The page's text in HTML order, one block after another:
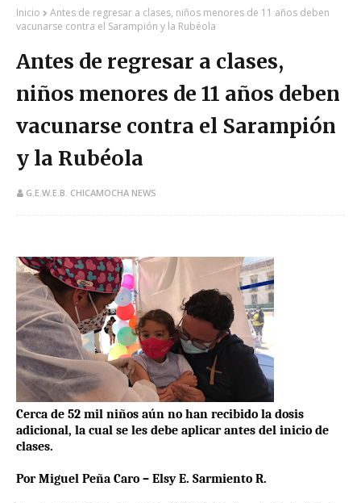
Inicio
Antes de regresar a clases, niños menores de 11 años deben
vacunarse contra el Sarampión y la Rubéola
Antes de regresar a clases,
niños menores de 11 años deben
vacunarse contra el Sarampión
y la Rubéola
G.E.W.E.B. CHICAMOCHA NEWS
Cerca de 52 mil niños aún no han recibido la dosis
adicional, la cual se les debe aplicar antes del inicio de
clases.
Por Miguel Peña Caro – Elsy E. Sarmiento R.